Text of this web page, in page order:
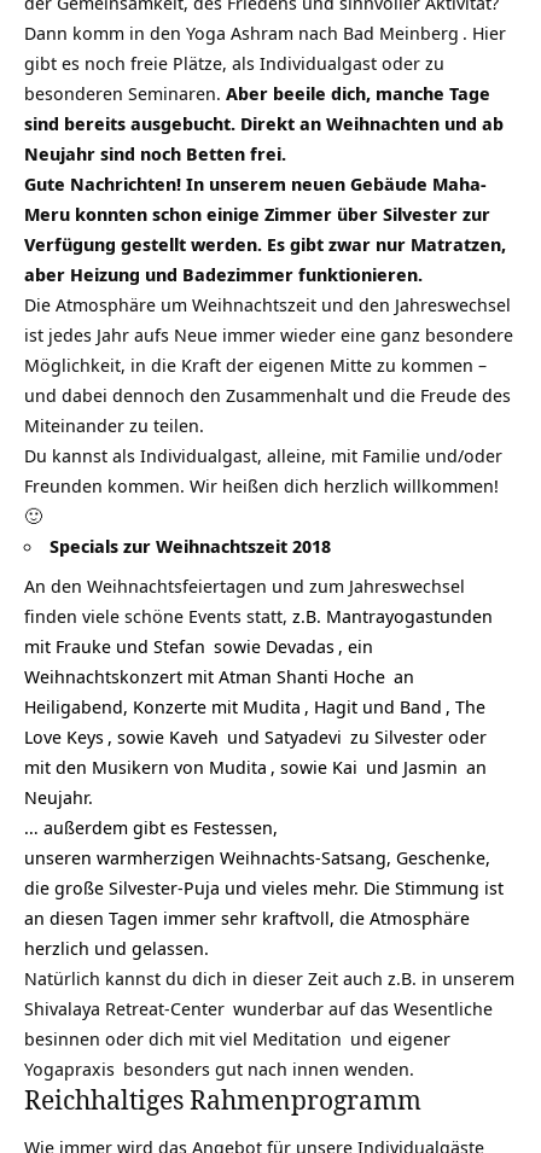
Dann komm in den Yoga Ashram nach Bad Meinberg . Hier
gibt es noch freie Plätze, als Individualgast oder zu
besonderen Seminaren. Aber beeile dich, manche Tage
sind bereits ausgebucht. Direkt an Weihnachten und ab
Neujahr sind noch Betten frei.
Gute Nachrichten! In unserem neuen Gebäude Maha-
Meru konnten schon einige Zimmer über Silvester zur
Verfügung gestellt werden. Es gibt zwar nur Matratzen,
aber Heizung und Badezimmer funktionieren.
Die Atmosphäre um Weihnachtszeit und den Jahreswechsel
ist jedes Jahr aufs Neue immer wieder eine ganz besondere
Möglichkeit, in die Kraft der eigenen Mitte zu kommen –
und dabei dennoch den Zusammenhalt und die Freude des
Miteinander zu teilen.
Du kannst als Individualgast, alleine, mit Familie und/oder
Freunden kommen. Wir heißen dich herzlich willkommen!
🙂
Specials zur Weihnachtszeit 2018
An den Weihnachtsfeiertagen und zum Jahreswechsel
finden viele schöne Events statt, z.B. Mantrayogastunden
mit Frauke und Stefan sowie Devadas , ein
Weihnachtskonzert mit Atman Shanti Hoche an
Heiligabend, Konzerte mit Mudita , Hagit und Band , The
Love Keys , sowie Kaveh und Satyadevi zu Silvester oder
mit den Musikern von Mudita , sowie Kai und Jasmin an
Neujahr.
… außerdem gibt es Festessen,
unseren warmherzigen Weihnachts-Satsang, Geschenke,
die große Silvester-Puja und vieles mehr. Die Stimmung ist
an diesen Tagen immer sehr kraftvoll, die Atmosphäre
herzlich und gelassen.
Natürlich kannst du dich in dieser Zeit auch z.B. in unserem
Shivalaya Retreat-Center wunderbar auf das Wesentliche
besinnen oder dich mit viel Meditation und eigener
Yogapraxis besonders gut nach innen wenden.
Reichhaltiges Rahmenprogramm
Wie immer wird das Angebot für unsere Individualgäste